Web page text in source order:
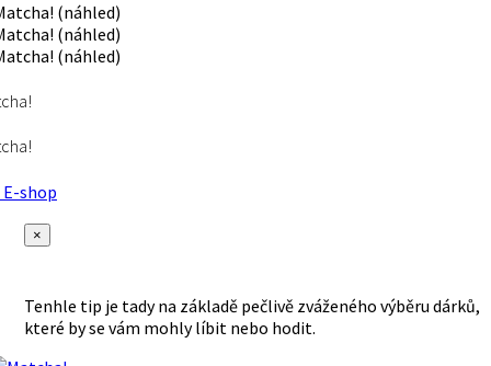
shop
×
Tenhle tip je tady na základě pečlivě zváženého výběru dárků,
které by se vám mohly líbit nebo hodit.